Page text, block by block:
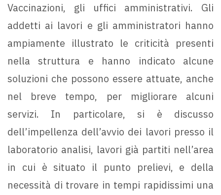
Vaccinazioni, gli uffici amministrativi. Gli
addetti ai lavori e gli amministratori hanno
ampiamente illustrato le criticità presenti
nella struttura e hanno indicato alcune
soluzioni che possono essere attuate, anche
nel breve tempo, per migliorare alcuni
servizi. In particolare, si è discusso
dell’impellenza dell’avvio dei lavori presso il
laboratorio analisi, lavori già partiti nell’area
in cui è situato il punto prelievi, e della
necessità di trovare in tempi rapidissimi una